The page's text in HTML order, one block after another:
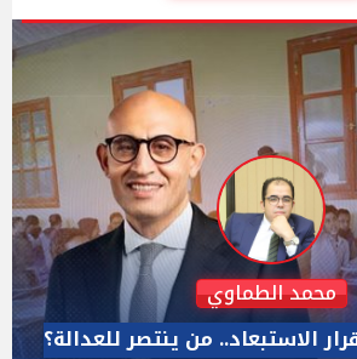
رائد الديب
"كاسندرا" من المختبر إلى البيت